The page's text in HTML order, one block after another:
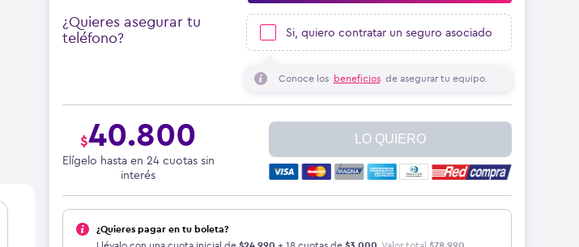
¿Quieres asegurar tu
teléfono?
Si, quiero contratar un seguro asociado
Conoce los beneficios de asegurar tu equipo.
$40.800
Elígelo hasta en 24 cuotas sin
interés
LO QUIERO
¿Quieres pagar en tu boleta?